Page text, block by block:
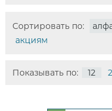
Сортировать по:
акциям
Показывать по: 12